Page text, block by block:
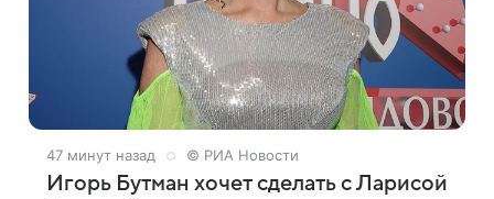
47 минут назад © РИА Новости
Игорь Бутман хочет сделать с Ларисой